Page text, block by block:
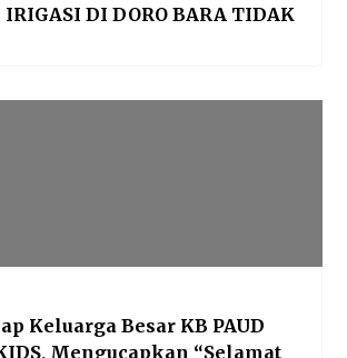
IRIGASI DI DORO BARA TIDAK
Keluarga Besar KB PAUD
Mengucapkan “Selamat